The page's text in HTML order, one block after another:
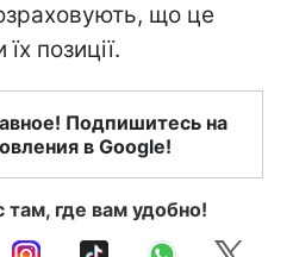
що це
позиції.
Подпишитесь на
в Google!
там, где вам удобно!